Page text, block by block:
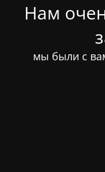
Нам
мы были с